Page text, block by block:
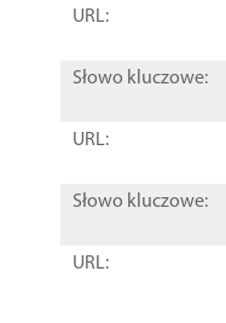
URL:
Słowo kluczowe:
URL:
Słowo kluczowe:
URL: